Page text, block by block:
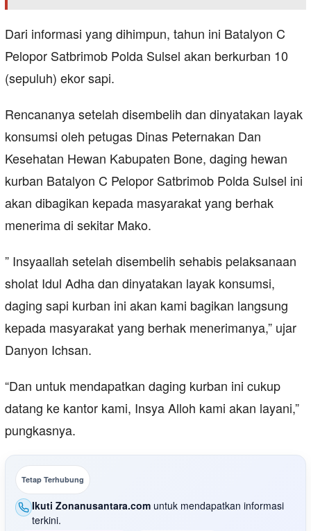
Dari informasi yang dihimpun, tahun ini Batalyon C
Pelopor Satbrimob Polda Sulsel akan berkurban 10
(sepuluh) ekor sapi.
Rencananya setelah disembelih dan dinyatakan layak
konsumsi oleh petugas Dinas Peternakan Dan
Kesehatan Hewan Kabupaten Bone, daging hewan
kurban Batalyon C Pelopor Satbrimob Polda Sulsel ini
akan dibagikan kepada masyarakat yang berhak
menerima di sekitar Mako.
” Insyaallah setelah disembelih sehabis pelaksanaan
sholat Idul Adha dan dinyatakan layak konsumsi,
daging sapi kurban ini akan kami bagikan langsung
kepada masyarakat yang berhak menerimanya,” ujar
Danyon Ichsan.
“Dan untuk mendapatkan daging kurban ini cukup
datang ke kantor kami, Insya Alloh kami akan layani,”
pungkasnya.
Tetap Terhubung
Ikuti Zonanusantara.com untuk mendapatkan informasi
terkini.